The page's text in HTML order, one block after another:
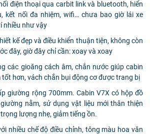
điện thoại qua carbit link và bluetooth, hiển
kết nối đa nhiệm, wifi… chưa bao giờ lái xe
nhiều như vậy
kế đẹp và điều khiển thuận tiện, không còn
đây, giờ đây chỉ cần: xoay và xoay
các gioăng cách âm, chắn nước giúp cabin
tốt hơn, vách chắn bụi động cơ được trang bị
giường rộng 700mm. Cabin V7X có hộp đồ
nằm, sử dụng vật liệu mới thân thiện
lượng nhẹ, giảm tiếng ồn.
nhiều chế độ điều chỉnh, tông màu hoa văn